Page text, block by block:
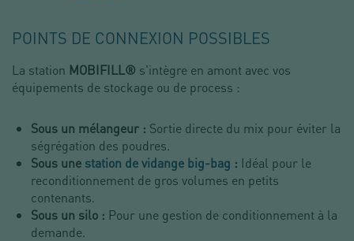
POINTS DE CONNEXION POSSIBLES
La station MOBIFILL® s'intègre en amont avec vos
équipements de stockage ou de process :
Sous un mélangeur : Sortie directe du mix pour éviter la
ségrégation des poudres.
Sous une station de vidange big-bag : Idéal pour le
reconditionnement de gros volumes en petits
contenants.
Sous un silo : Pour une gestion de conditionnement à la
demande.